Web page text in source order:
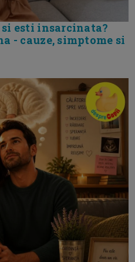
esti insarcinata?
- cauze, simptome si